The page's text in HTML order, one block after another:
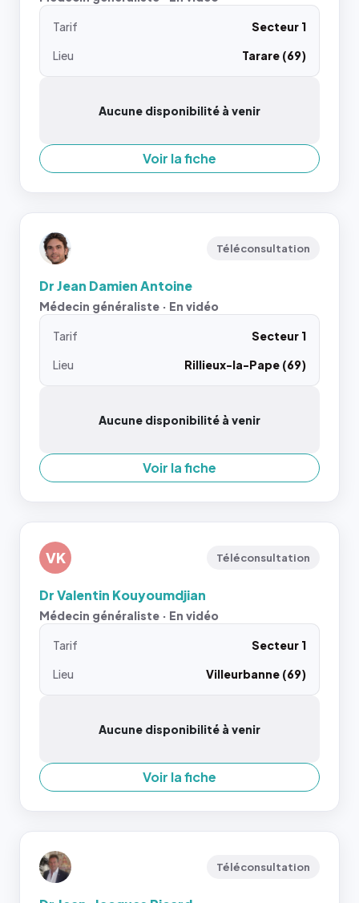
Tarif
Secteur 1
Lieu
Tarare (69)
Aucune disponibilité à venir
Voir la fiche
Téléconsultation
Dr Jean Damien Antoine
Médecin généraliste · En vidéo
Tarif
Secteur 1
Lieu
Rillieux-la-Pape (69)
Aucune disponibilité à venir
Voir la fiche
VK Téléconsultation
Dr Valentin Kouyoumdjian
Médecin généraliste · En vidéo
Tarif
Secteur 1
Lieu
Villeurbanne (69)
Aucune disponibilité à venir
Voir la fiche
Téléconsultation